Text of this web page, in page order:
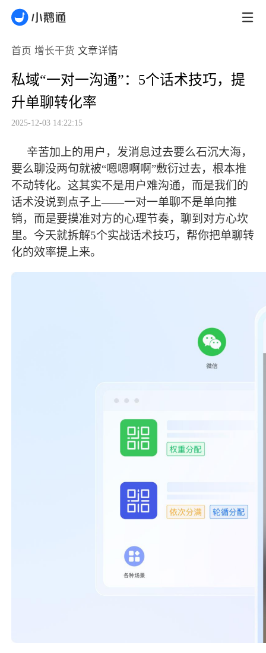
首页 增长干货 文章详情
私域“一对一沟通”：5个话术技巧，提
升单聊转化率
2025-12-03 14:22:15
辛苦加上的用户，发消息过去要么石沉大海，
要么聊没两句就被“嗯嗯啊啊”敷衍过去，根本推
不动转化。这其实不是用户难沟通，而是我们的
话术没说到点子上——一对一单聊不是单向推
销，而是要摸准对方的心理节奏，聊到对方心坎
里。今天就拆解5个实战话术技巧，帮你把单聊转
化的效率提上来。